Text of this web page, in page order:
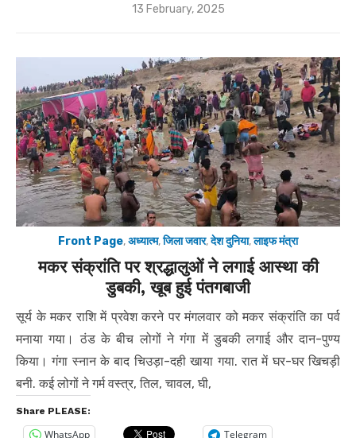
Posted
13 February, 2025
Front Page,अध्यात्म,जिला जवार,देश दुनिया,लाइफ मंत्रा
मकर संक्रांति पर श्रद्धालुओं ने लगाई आस्था की
डुबकी, खूब हुई पंतगबाजी
सूर्य के मकर राशि में प्रवेश करने पर मंगलवार को मकर संक्रांति का पर्व
मनाया गया। ठंड के बीच लोगों ने गंगा में डुबकी लगाई और दान-पुण्य
किया। गंगा स्नान के बाद चिउड़ा-दही खाया गया. रात में घर-घर खिचड़ी
बनी. कई लोगों ने गर्म वस्त्र, तिल, चावल, घी,
Share PLEASE:
WhatsApp Telegram